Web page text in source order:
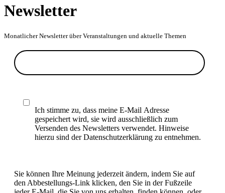
Newsletter
Monatlicher Newsletter über Veranstaltungen und aktuelle Themen
Ich stimme zu, dass meine E-Mail Adresse
gespeichert wird, sie wird ausschließlich zum
Versenden des Newsletters verwendet. Hinweise
hierzu sind der Datenschutzerklärung zu entnehmen.
Sie können Ihre Meinung jederzeit ändern, indem Sie auf
den Abbestellungs-Link klicken, den Sie in der Fußzeile